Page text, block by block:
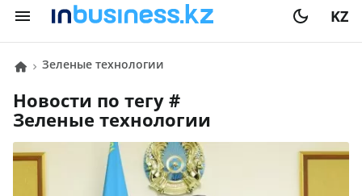
KZ
зеленые технологии
Новости по тегу #
зеленые технологии